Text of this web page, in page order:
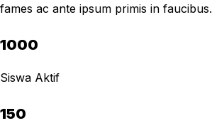
fames ac ante ipsum primis in faucibus.
1000
Siswa Aktif
150